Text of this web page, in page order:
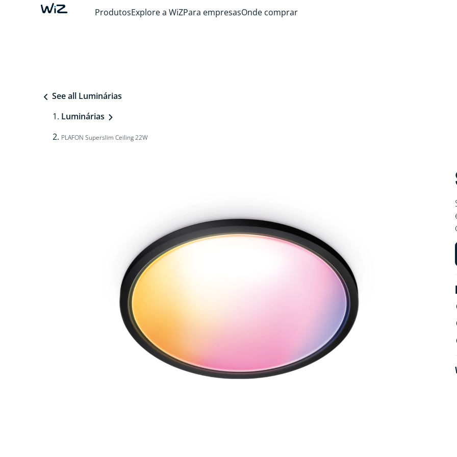
ProdutosExplore a WiZPara empresasOnde comprar
See all Luminárias
Luminárias
PLAFON Superslim Ceiling 22W